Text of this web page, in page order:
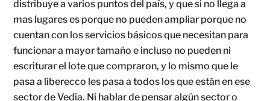
distribuye a varios puntos del país, y que si no llega a
mas lugares es porque no pueden ampliar porque no
cuentan con los servicios básicos que necesitan para
funcionar a mayor tamaño e incluso no pueden ni
escriturar el lote que compraron, y lo mismo que le
pasa a liberecco les pasa a todos los que están en ese
sector de Vedia. Ni hablar de pensar algún sector o